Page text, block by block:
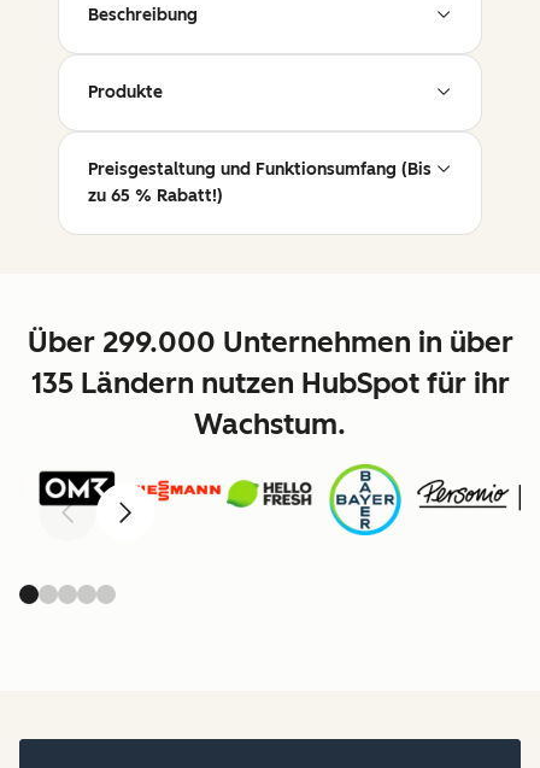
Beschreibung
Produkte
Preisgestaltung und Funktionsumfang (Bis
zu 65 % Rabatt!)
Über 299.000 Unternehmen in über
135 Ländern nutzen HubSpot für ihr
Wachstum.
ZurückWeiter